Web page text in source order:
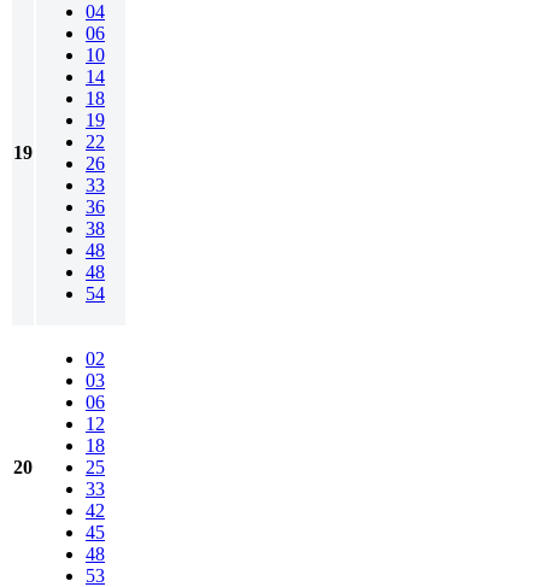
19
04
06
10
14
18
19
22
26
33
36
38
48
48
54
20
02
03
06
12
18
25
33
42
45
48
53